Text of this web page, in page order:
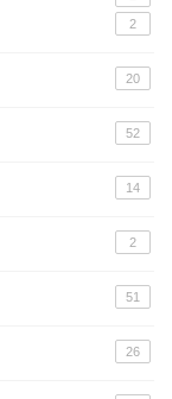
2
20
52
14
2
51
26